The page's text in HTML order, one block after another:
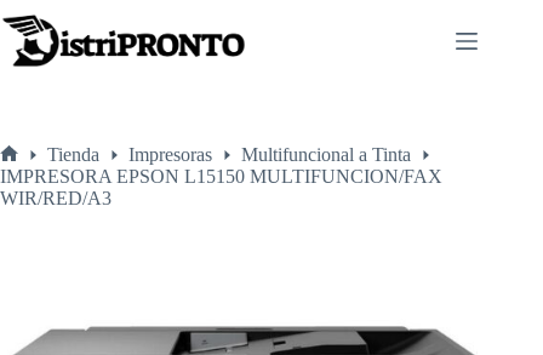
al
contenido
Inicio
Tienda Impresoras
Multifuncional a Tinta
IMPRESORA EPSON L15150 MULTIFUNCION/FAX
WIR/RED/A3